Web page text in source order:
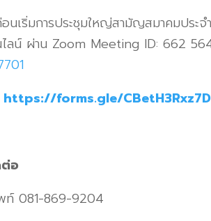
ริ่มการประชุมใหญ่สามัญสมาคมประจ
ลน์ ผ่าน Zoom Meeting ID: 662
https://forms.gle/CBetH3Rxz7
อ
ท์ 081-869-9204